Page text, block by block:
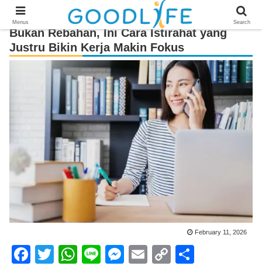
Bukan Rebahan, Ini Cara Istirahat yang
Justru Bikin Kerja Makin Fokus
February 11, 2026
F
T
W
Li
M
E
C
Menus Search